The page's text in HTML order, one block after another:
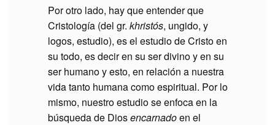
Por otro lado, hay que entender que
Cristología (del gr. khristós, ungido, y
logos, estudio), es el estudio de Cristo en
su todo, es decir en su ser divino y en su
ser humano y esto, en relación a nuestra
vida tanto humana como espiritual. Por lo
mismo, nuestro estudio se enfoca en la
búsqueda de Diosencarnadoen el